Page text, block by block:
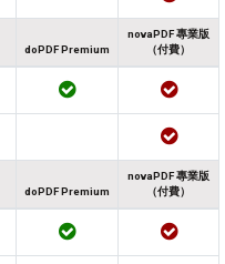
doPDF Premium
novaPDF 專業版
（付費）
doPDF Premium
novaPDF 專業版
（付費）